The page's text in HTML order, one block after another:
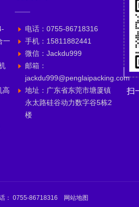
一
高
电话：0755-86718316
手机：15811882441
微信：Jackdu999
邮箱：
jackdu999@penglaipacking.com
地址：广东省东莞市塘厦镇
永太路硅谷动力数字谷5栋2
楼
扫
： 0755-86718316 网站地图